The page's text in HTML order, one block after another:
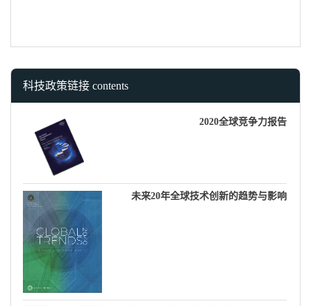
科技政策链接 contents
2020全球竞争力报告
未来20年全球技术创新的趋势与影响